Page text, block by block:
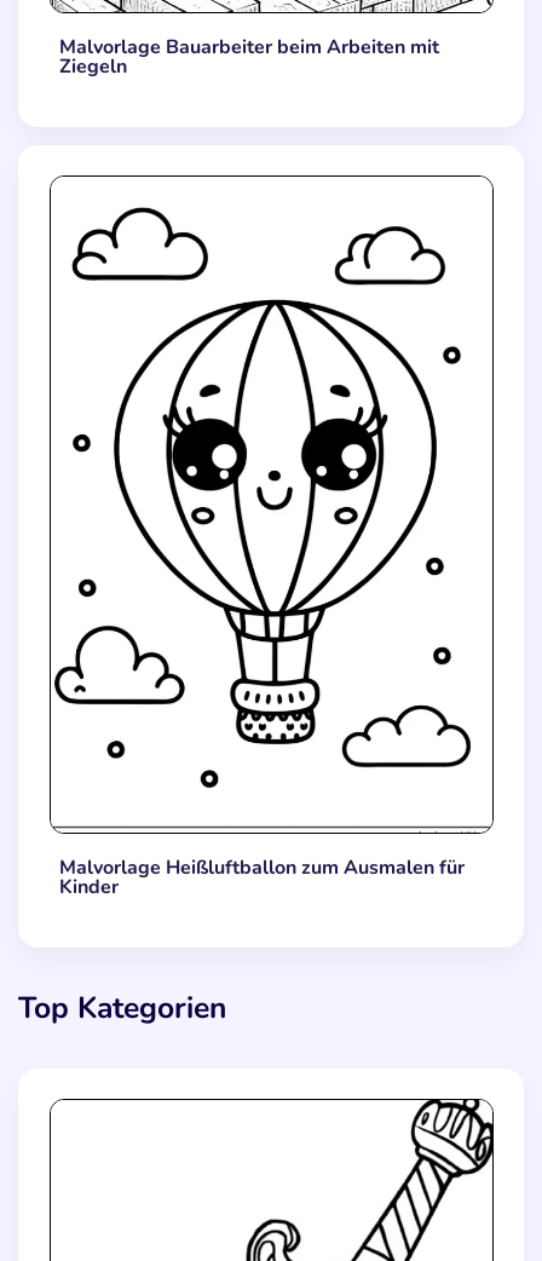
Malvorlage Bauarbeiter beim Arbeiten mit
Ziegeln
Malvorlage Heißluftballon zum Ausmalen für
Kinder
Top Kategorien